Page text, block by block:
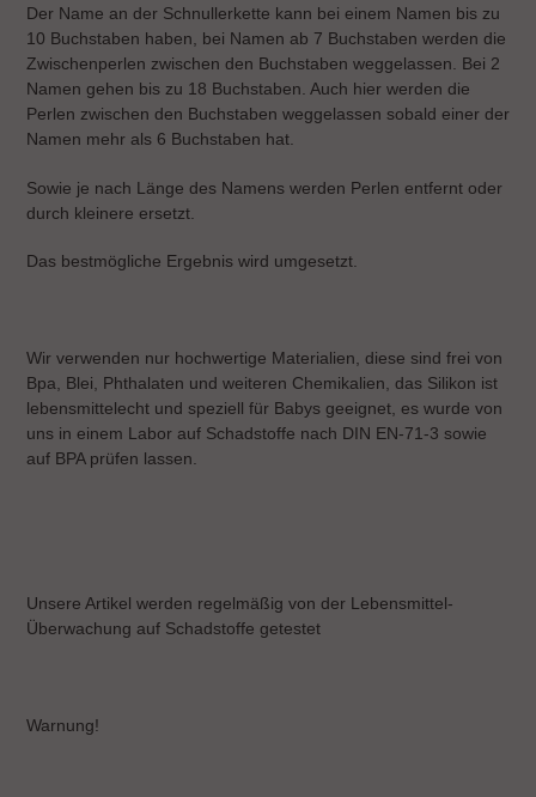
Der Name an der Schnullerkette kann bei einem Namen bis zu
10 Buchstaben haben, bei Namen ab 7 Buchstaben werden die
Zwischenperlen zwischen den Buchstaben weggelassen. Bei 2
Namen gehen bis zu 18 Buchstaben. Auch hier werden die
Perlen zwischen den Buchstaben weggelassen sobald einer der
Namen mehr als 6 Buchstaben hat.
Sowie je nach Länge des Namens werden Perlen entfernt oder
durch kleinere ersetzt.
Das bestmögliche Ergebnis wird umgesetzt.
Wir verwenden nur hochwertige Materialien, diese sind frei von
Bpa, Blei, Phthalaten und weiteren Chemikalien, das Silikon ist
lebensmittelecht und speziell für Babys geeignet, es wurde von
uns in einem Labor auf Schadstoffe nach DIN EN-71-3 sowie
auf BPA prüfen lassen.
Unsere Artikel werden regelmäßig von der Lebensmittel-
Überwachung auf Schadstoffe getestet
Warnung!